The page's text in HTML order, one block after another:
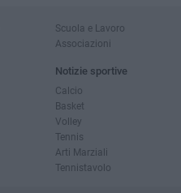
Scuola e Lavoro
Associazioni
Notizie sportive
Calcio
Basket
Volley
Tennis
Arti Marziali
Tennistavolo